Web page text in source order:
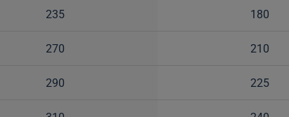
235 180
270 210
290 225